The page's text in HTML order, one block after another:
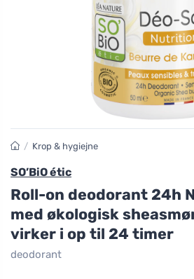
/ Krop & hygiejne
SO’BiO étic
Roll-on deodorant 24h
med økologisk
virker i op til 24 timer
deodorant